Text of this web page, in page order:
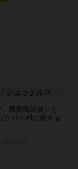
シュッテルス
概要魔法使いと
かりの村に働き者